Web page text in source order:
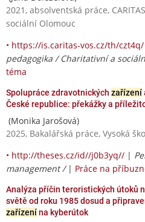
2021, absolventská práce,
sociální Olomouc
• https://is.caritas-vos.cz/th/czt4q/
pedagogika / Charitativní a
téma
Spolupráce zdravotnických zařízení
České republice: překážky a
(Monika Jarošová)
2025, Bakalářská práce, Vysoká
• http://theses.cz/id//j0b3yq// |
management / | Práce na
Analýza příčin teroristických útoků
světě od roku 1985 dosud a
zařízenína kyberútok